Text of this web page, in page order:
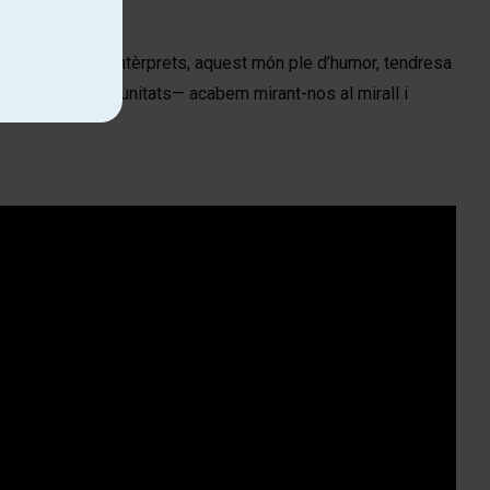
com a intèrprets, aquest món ple d’humor, tendresa
oportunitats— acabem mirant-nos al mirall i